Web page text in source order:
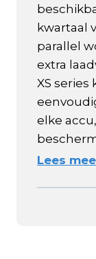
kwartaal
parallel
extra
XS series
elke
Lees